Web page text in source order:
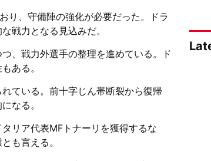
り、守備陣の強化が必要だった。ドラ
戦力となる見込みだ。
、戦力外選手の整理を進めている。ド
ある。
ている。前十字じん帯断裂から復帰
なる。
リア代表MFトナーリを獲得するな
も言える。